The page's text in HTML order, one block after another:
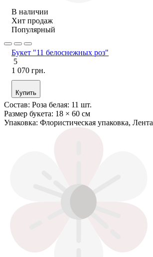
В наличии
Хит продаж
Популярный
Букет "11 белоснежных роз"
5
1 070 грн.
Купить
Состав: Роза белая: 11 шт.
Размер букета: 18 × 60 см
Упаковка: Флористическая упаковка, Лента